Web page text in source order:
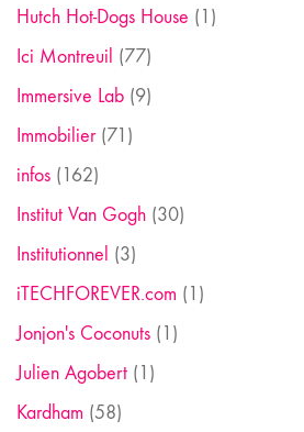
Hutch Hot-Dogs House (1)
Ici Montreuil (77)
Immersive Lab (9)
Immobilier(71)
infos (162)
Institut Van Gogh (30)
Institutionnel (3)
iTECHFOREVER.com (1)
Jonjon's Coconuts (1)
Julien Agobert (1)
Kardham (58)